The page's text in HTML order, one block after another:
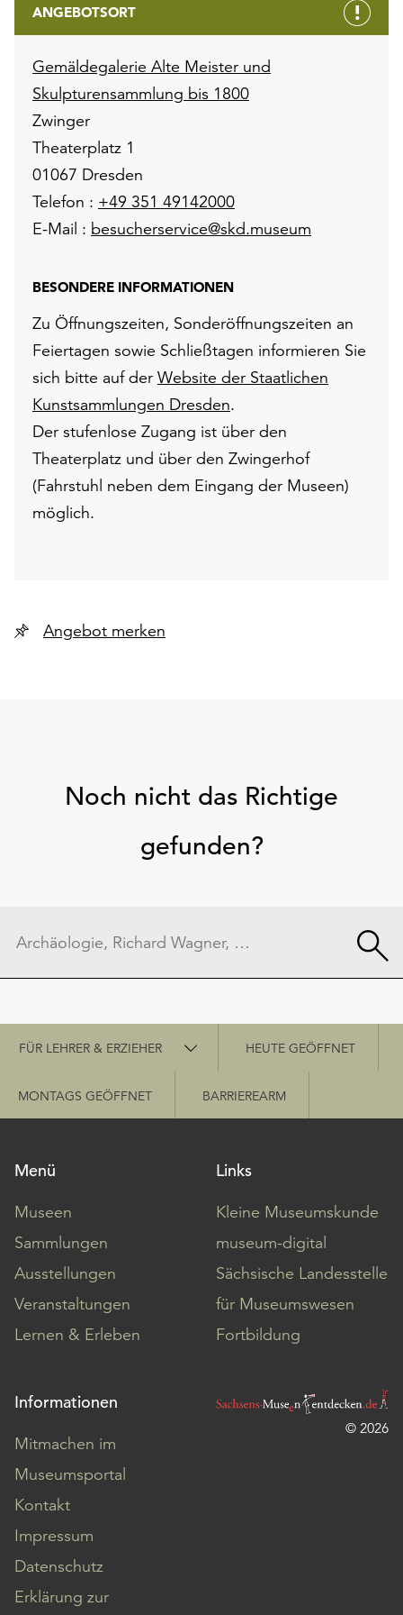
ANGEBOTSORT
Gemäldegalerie Alte Meister und
Skulpturensammlung bis 1800
Zwinger
Theaterplatz 1
01067 Dresden
Telefon : +49 351 49142000
E-Mail : besucherservice@skd.museum
BESONDERE INFORMATIONEN
Zu Öffnungszeiten, Sonderöffnungszeiten an
Feiertagen sowie Schließtagen informieren Sie
sich bitte auf der Website der Staatlichen
Kunstsammlungen Dresden.
Der stufenlose Zugang ist über den
Theaterplatz und über den Zwingerhof
(Fahrstuhl neben dem Eingang der Museen)
möglich.
Angebot merken
Noch nicht das Richtige
gefunden?
Schnellzugriff
FÜR LEHRER & ERZIEHER HEUTE GEÖFFNET
MONTAGS GEÖFFNET BARRIEREARM
Menü
Museen
Sammlungen
Ausstellungen
Veranstaltungen
Lernen & Erleben
Links
Kleine Museumskunde
museum-digital
Sächsische Landesstelle
für Museumswesen
Fortbildung
Informationen
Mitmachen im
Museumsportal
Kontakt
Impressum
Datenschutz
Erklärung zur
© 2026